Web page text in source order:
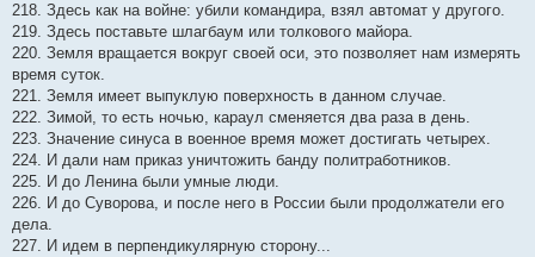
218. Здесь как на войне: убили командира, взял автомат у другого.
219. Здесь поставьте шлагбаум или толкового майора.
220. Земля вращается вокруг своей оси, это позволяет нам измерять
время суток.
221. Земля имеет выпуклую поверхность в данном случае.
222. Зимой, то есть ночью, караул сменяется два раза в день.
223. Значение синуса в военное время может достигать четырех.
224. И дали нам приказ уничтожить банду политработников.
225. И до Ленина были умные люди.
226. И до Суворова, и после него в России были продолжатели его
дела.
227. И идем в перпендикулярную сторону...